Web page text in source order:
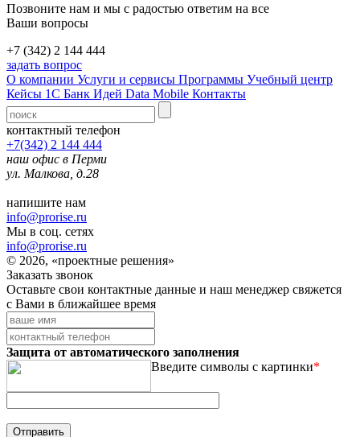
Позвоните нам и мы с радостью ответим на все
Ваши вопросы
+7 (342) 2 144 444
задать вопрос
О компании Услуги и сервисы Программы Учебный центр
Кейсы 1С Банк Идей Data Mobile Контакты
контактный телефон
+7(342) 2 144 444
наш офис в Перми
ул. Малкова, д.28
напишите нам
info@prorise.ru
Мы в соц. сетях
info@prorise.ru
© 2026, «проектные решения»
Заказать звонок
Оставьте свои контактные данные и наш менеджер свяжется
с Вами в ближайшее время
Защита от автоматического заполнения
Введите символы с картинки*